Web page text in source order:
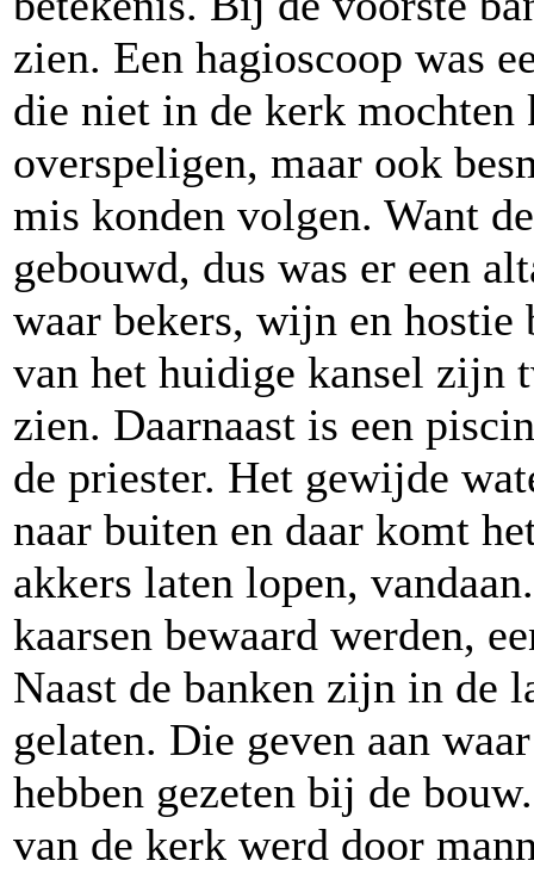
zien. Een hagioscoop was
die niet in de kerk mochten
overspeligen, maar ook
mis konden volgen. Want
gebouwd, dus was er een
waar bekers, wijn en hostie
van het huidige kansel zijn
zien. Daarnaast is een
de priester. Het gewijde
naar buiten en daar komt
akkers laten lopen,
kaarsen bewaard werden,
Naast de banken zijn in de
gelaten. Die geven aan
hebben gezeten bij de
van de kerk werd door